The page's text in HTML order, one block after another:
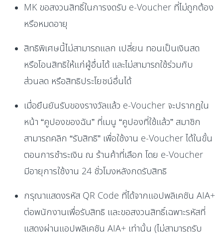
MK ขอสงวนสิทธิ์ในการงดรับ e-Voucher ที่ไม่ถูกต้อง
หรือหมดอายุ
สิทธิพิเศษนี้ไม่สามารถแลก เปลี่ยน ทอนเป็นเงินสด
หรือโอนสิทธิให้แก่ผู้อื่นได้ และไม่สามารถใช้ร่วมกับ
ส่วนลด หรือสิทธิประโยชน์อื่นได้
เมื่อยืนยันรับของรางวัลแล้ว e-Voucher จะปรากฏใน
หน้า “คูปองของฉัน” ที่เมนู “คูปองที่ใช้แล้ว” สมาชิก
สามารถคลิก “รับสิทธิ” เพื่อใช้งาน e-Voucher ได้ในขั้น
ตอนการชำระเงิน ณ ร้านค้าที่เลือก โดย e-Voucher
มีอายุการใช้งาน 24 ชั่วโมงหลังกดรับสิทธิ
กรุณาแสดงรหัส QR Code ที่ได้จากแอปพลิเคชัน AIA+
ต่อพนักงานเพื่อรับสิทธิ และขอสงวนสิทธิ์เฉพาะรหัสที่
แสดงผ่านแอปพลิเคชัน AIA+ เท่านั้น (ไม่สามารถรับ